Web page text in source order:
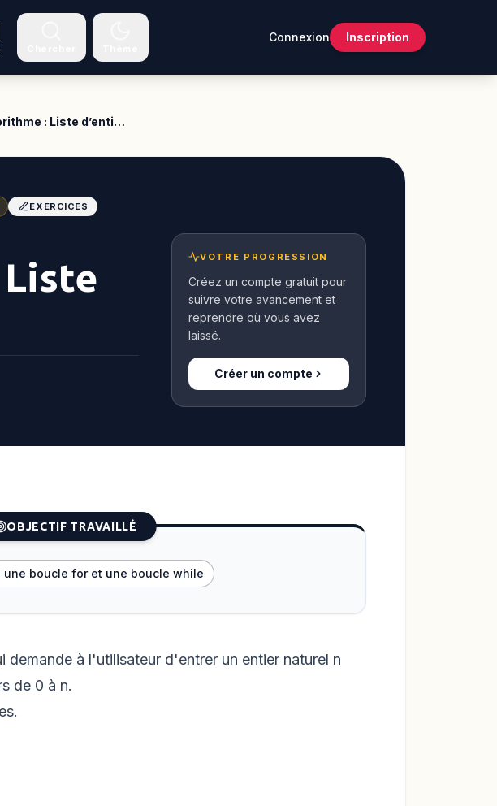
Connexion Inscription
: Liste d’enti…
EXERCICES
VOTRE PROGRESSION
Créez un compte gratuit pour
suivre votre avancement et
reprendre où vous avez
laissé.
Créer un compte
OBJECTIF TRAVAILLÉ
une boucle for et une boucle while
demande à l'utilisateur d'entrer un entier naturel n
de 0 à n.